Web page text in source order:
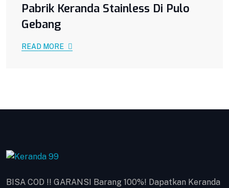
Pabrik Keranda Stainless Di Pulo
Gebang
READ MORE
BISA COD !! GARANSI Barang 100%! Dapatkan Keranda